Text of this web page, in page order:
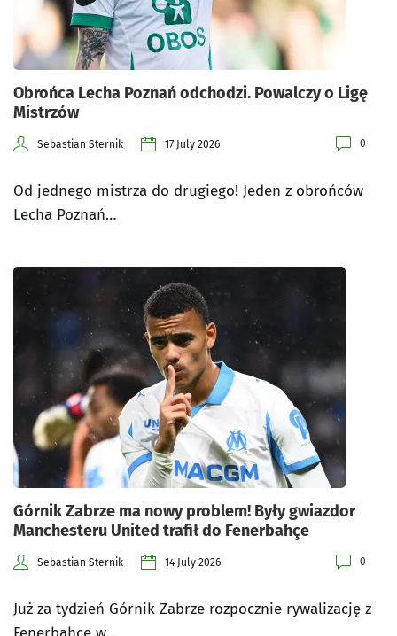
Obrońca Lecha Poznań odchodzi. Powalczy o Ligę
Mistrzów
Sebastian Sternik 17 July 2026 0
Od jednego mistrza do drugiego! Jeden z obrońców
Lecha Poznań…
Górnik Zabrze ma nowy problem! Były gwiazdor
Manchesteru United trafił do Fenerbahçe
Sebastian Sternik 14 July 2026 0
Już za tydzień Górnik Zabrze rozpocznie rywalizację z